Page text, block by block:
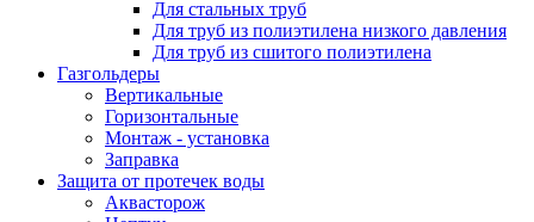
Для стальных труб
Для труб из полиэтилена низкого давления
Для труб из сшитого полиэтилена
Газгольдеры
Вертикальные
Горизонтальные
Монтаж - установка
Заправка
Защита от протечек воды
Аквасторож